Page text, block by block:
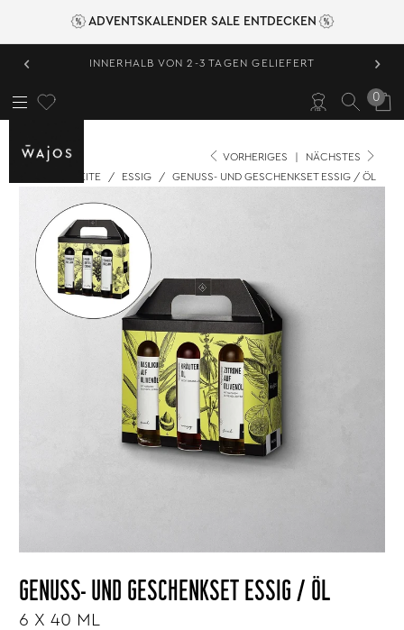
ADVENTSKALENDER SALE ENTDECKEN
‹ INNERHALB VON 2-3 TAGEN GELIEFERT ›
0
VORHERIGES
NÄCHSTES
STARTSEITE
/ ESSIG / GENUSS- UND GESCHENKSET ESSIG / ÖL
GENUSS- UND GESCHENKSET ESSIG / ÖL
6 X 40 ML